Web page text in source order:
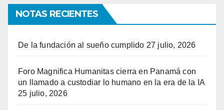
NOTAS RECIENTES
De la fundación al sueño cumplido 27 julio, 2026
Foro Magnifica Humanitas cierra en Panamá con
un llamado a custodiar lo humano en la era de la IA
25 julio, 2026